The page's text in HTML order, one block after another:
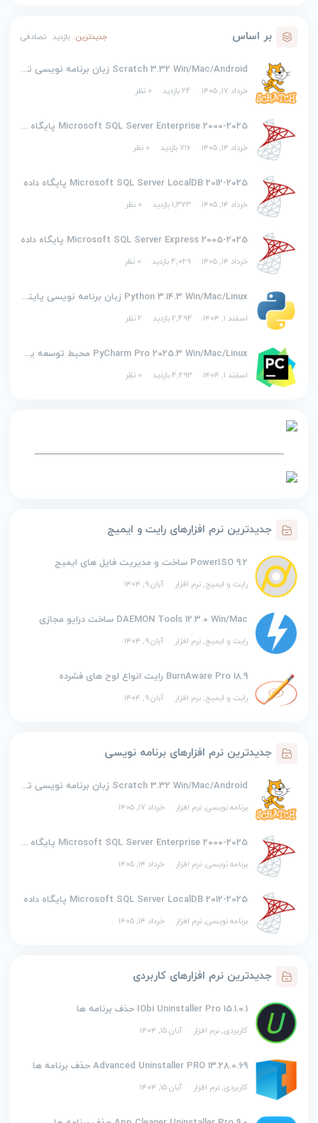
بر اساس جدیدترین بازدید تصادفی
Scratch 3.32 Win/Mac/Android زبان برنامه نویسی تصویری اسکرچ
خرداد ۱۷, ۱۴۰۵ 24 بازدید 0 نظر
2000-2025 Microsoft SQL Server Enterprise پایگاه داده
خرداد ۱۴, ۱۴۰۵ 716 بازدید 0 نظر
2012-2025 Microsoft SQL Server LocalDB پایگاه داده
خرداد ۱۴, ۱۴۰۵ 1,373 بازدید 0 نظر
2005-2025 Microsoft SQL Server Express پایگاه داده
خرداد ۱۴, ۱۴۰۵ 4,029 بازدید 0 نظر
Python 3.14.3 Win/Mac/Linux زبان برنامه نویسی پایتون
اسفند ۱, ۱۴۰۴ 2,494 بازدید 2 نظر
PyCharm Pro 2025.3 Win/Mac/Linux محیط توسعه یکپارچه برای پایتون
اسفند ۱, ۱۴۰۴ 4,293 بازدید 0 نظر
جدیدترین نرم افزارهای رایت و ایمیج
PowerISO 9.2 ساخت و مدیریت فایل های ایمیج
رایت و ایمیج, نرم افزار آبان ۹, ۱۴۰۴
DAEMON Tools 12.3.0 Win/Mac ساخت درایو مجازی
رایت و ایمیج, نرم افزار آبان ۹, ۱۴۰۴
BurnAware Pro 18.9 رایت انواع لوح های فشرده
رایت و ایمیج, نرم افزار آبان ۹, ۱۴۰۴
جدیدترین نرم افزارهای برنامه نویسی
Scratch 3.32 Win/Mac/Android زبان برنامه نویسی تصویری اسکرچ
برنامه نویسی, نرم افزار خرداد ۱۷, ۱۴۰۵
2000-2025 Microsoft SQL Server Enterprise پایگاه داده
برنامه نویسی, نرم افزار خرداد ۱۴, ۱۴۰۵
2012-2025 Microsoft SQL Server LocalDB پایگاه داده
برنامه نویسی, نرم افزار خرداد ۱۴, ۱۴۰۵
جدیدترین نرم افزارهای کاربردی
IObi Uninstaller Pro 15.1.0.1 حذف برنامه ها
کاربردی, نرم افزار آبان ۱۵, ۱۴۰۴
Advanced Uninstaller PRO 13.28.0.69 حذف برنامه ها
کاربردی, نرم افزار آبان ۱۵, ۱۴۰۴